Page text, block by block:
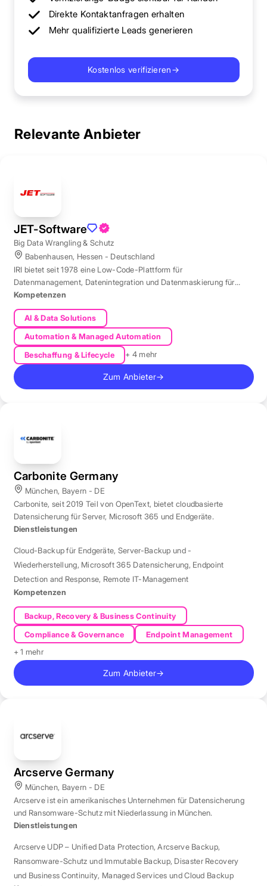
Direkte Kontaktanfragen erhalten
Mehr qualifizierte Leads generieren
Kostenlos verifizieren→
Relevante Anbieter
JET-Software
Big Data Wrangling & Schutz
Babenhausen, Hessen - Deutschland
IRI bietet seit 1978 eine Low-Code-Plattform für
Datenmanagement, Datenintegration und Datenmaskierung für
produktive Datenbestände weltweit.
Kompetenzen
AI & Data Solutions
Automation & Managed Automation
Beschaffung & Lifecycle
+ 4 mehr
Zum Anbieter→
Carbonite Germany
München, Bayern - DE
Carbonite, seit 2019 Teil von OpenText, bietet cloudbasierte
Datensicherung für Server, Microsoft 365 und Endgeräte.
Dienstleistungen
Cloud-Backup für Endgeräte, Server-Backup und -
Wiederherstellung, Microsoft 365 Datensicherung, Endpoint
Detection and Response, Remote IT-Management
Kompetenzen
Backup, Recovery & Business Continuity
Compliance & Governance
Endpoint Management
+ 1 mehr
Zum Anbieter→
Arcserve Germany
München, Bayern - DE
Arcserve ist ein amerikanisches Unternehmen für Datensicherung
und Ransomware-Schutz mit Niederlassung in München.
Dienstleistungen
Arcserve UDP – Unified Data Protection,Arcserve Backup,
Ransomware-Schutz und Immutable Backup, Disaster Recovery
und Business Continuity, Managed Services und Cloud Backup